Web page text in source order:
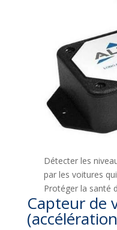
Détecter les
par les voitures
Protéger la santé
Capteur de